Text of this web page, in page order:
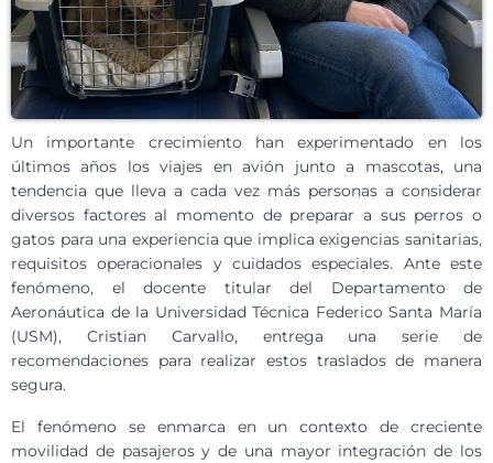
Un importante crecimiento han experimentado en los
últimos años los viajes en avión junto a mascotas, una
tendencia que lleva a cada vez más personas a considerar
diversos factores al momento de preparar a sus perros o
gatos para una experiencia que implica exigencias sanitarias,
requisitos operacionales y cuidados especiales. Ante este
fenómeno, el docente titular del Departamento de
Aeronáutica de la Universidad Técnica Federico Santa María
(USM), Cristian Carvallo, entrega una serie de
recomendaciones para realizar estos traslados de manera
segura.
El fenómeno se enmarca en un contexto de creciente
movilidad de pasajeros y de una mayor integración de los